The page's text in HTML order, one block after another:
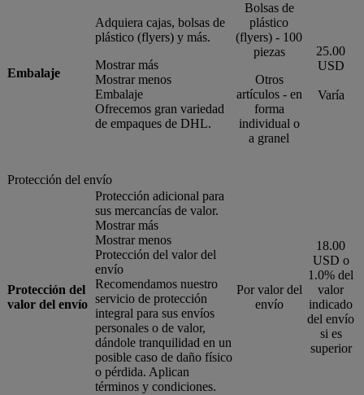
Embalaje
Adquiera cajas, bolsas de
plástico (flyers) y más.
Mostrar más
Mostrar menos
Embalaje
Ofrecemos gran variedad
de empaques de DHL.
Bolsas de
plástico
(flyers) - 100
piezas
Otros
artículos - en
forma
individual o
a granel
25.00
USD
Varía
Protección del envío
Protección del
valor del envío
Protección adicional para
sus mercancías de valor.
Mostrar más
Mostrar menos
Protección del valor del
envío
Recomendamos nuestro
servicio de protección
integral para sus envíos
personales o de valor,
dándole tranquilidad en un
posible caso de daño físico
o pérdida. Aplican
términos y condiciones.
Por valor del
envío
18.00
USD o
1.0% del
valor
indicado
del envío
si es
superior